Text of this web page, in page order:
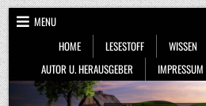
Skip
to
content
MENU
HOME
LESESTOFF WISSEN
AUTOR U. HERAUSGEBER
IMPRESSUM